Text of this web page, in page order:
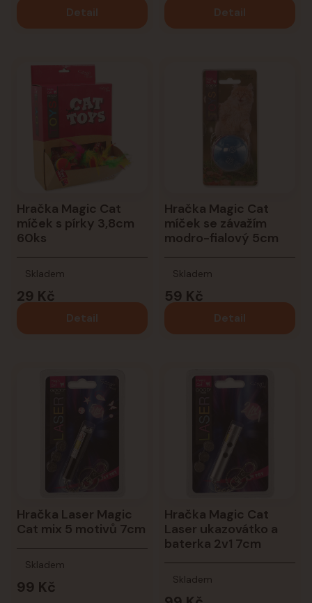
Detail Detail
Hračka Magic Cat
míček s pírky 3,8cm
60ks
29 Kč
Skladem
Detail
Hračka Magic Cat
míček se závažím
modro-fialový 5cm
59 Kč
Skladem
Detail
Hračka Laser Magic
Cat mix 5 motivů 7cm
99 Kč
Skladem
Hračka Magic Cat
Laser ukazovátko a
baterka 2v1 7cm
Skladem